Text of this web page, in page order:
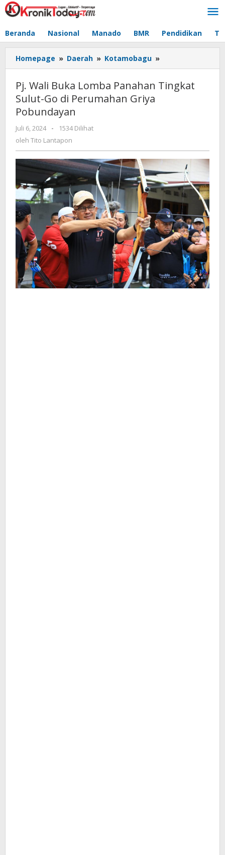
Lewati
ke
Beranda Nasional Manado BMR Pendidikan
Homepage » Daerah » Kotamobagu »
Wali
Lomba
Perumahan
Griya
Pobundayan
Pj. Wali Buka Lomba Panahan Tingkat
Sulut-Go di Perumahan Griya
Pobundayan
Juli 6, 2024
oleh
Tito
Lantapon
-
1534 Dilihat
oleh Tito Lantapon